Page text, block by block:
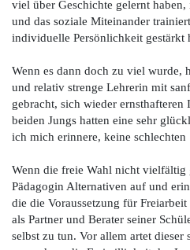
viel über Geschichte gelernt
und das soziale Miteinander
individuelle Persönlichkeit gestärkt
Wenn es dann doch zu viel wurde,
und relativ strenge Lehrerin mit
gebracht, sich wieder
beiden Jungs hatten eine sehr
ich mich erinnere, keine schlechten
Wenn die freie Wahl nicht vielfältig
Pädagogin Alternativen auf und
die die Voraussetzung für
als Partner und Berater seiner
selbst zu tun. Vor allem artet